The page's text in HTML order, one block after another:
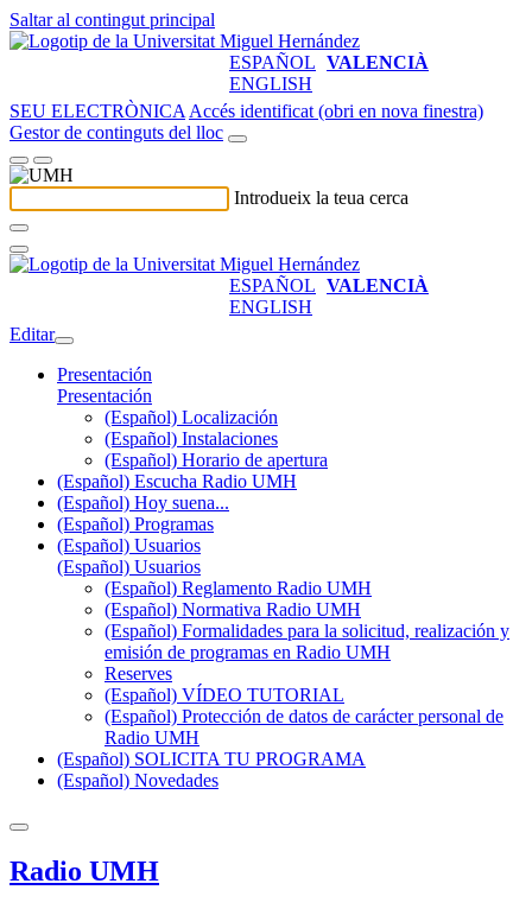
Saltar al contingut principal
ESPAÑOL VALENCIÀ
ENGLISH
SEU ELECTRÒNICA Accés identificat (obri en nova finestra)
Gestor de continguts del lloc
Introdueix la teua cerca
ESPAÑOL VALENCIÀ
ENGLISH
Editar
Presentación
Presentación
(Español) Localización
(Español) Instalaciones
(Español) Horario de apertura
(Español) Escucha Radio UMH
(Español) Hoy suena...
(Español) Programas
(Español) Usuarios
(Español) Usuarios
(Español) Reglamento Radio UMH
(Español) Normativa Radio UMH
(Español) Formalidades para la solicitud, realización y
emisión de programas en Radio UMH
Reserves
(Español) VÍDEO TUTORIAL
(Español) Protección de datos de carácter personal de
Radio UMH
(Español) SOLICITA TU PROGRAMA
(Español) Novedades
Radio UMH